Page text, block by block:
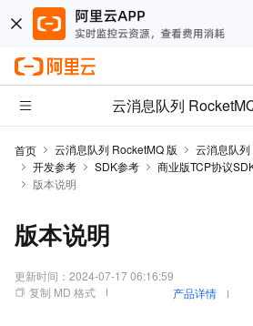
云消息队列
首页 云消息队列 RocketMQ 版
云消息队
开发参考
SDK参考 商业版TCP协议
版本说明
版本说明
更新时间： 2024-07-17 06:16:59
复制 MD 格式
产品详情